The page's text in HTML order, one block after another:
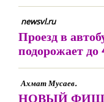
newsvl.ru
Проезд в
подорожает до
Ахмат Мусаев.
НОВЫЙ